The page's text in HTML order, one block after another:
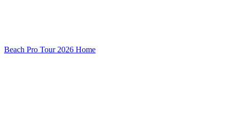
Beach Pro Tour 2026 Home